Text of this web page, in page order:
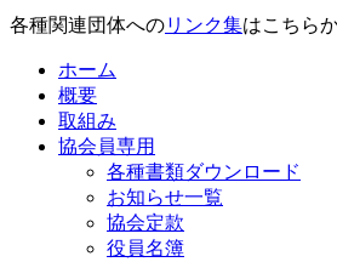
各種関連団体へのリンク集はこちらか
ホーム
概要
取組み
協会員専用
各種書類ダウンロード
お知らせ一覧
協会定款
役員名簿